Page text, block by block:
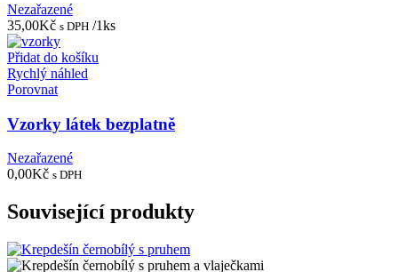
Nezařazené
35,00Kč s DPH /1ks
Přidat do košíku
Rychlý náhled
Porovnat
Vzorky látek bezplatně
Nezařazené
0,00Kč s DPH
Související produkty